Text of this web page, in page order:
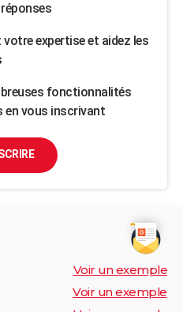
expertise et aidez les
fonctionnalités
en vous inscrivant
Voir un exemple
Voir un exemple